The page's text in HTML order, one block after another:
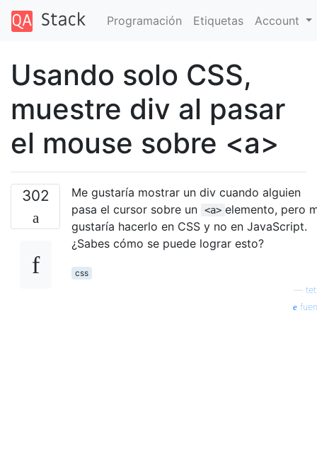
Programación Etiquetas Account
Usando solo CSS,
muestre div al pasar
el mouse sobre <a>
302
Me gustaría mostrar un div cuando alguien
pasa el cursor sobre un
<a> elemento, pero
gustaría hacerlo en CSS y no en JavaScript.
¿Sabes cómo se puede lograr esto?
css